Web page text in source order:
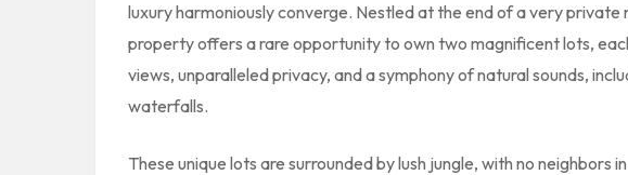
luxury harmoniously converge. Nestled at the end of a very private
property offers a rare opportunity to own two magnificent lots,
views, unparalleled privacy, and a symphony of natural sounds,
waterfalls.
These unique lots are surrounded by lush jungle, with no neighbors